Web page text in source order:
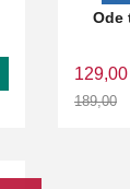
Ode
129,00
189,00